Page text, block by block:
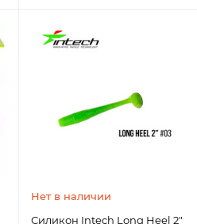
Нет в наличии
Силикон Intech Long Heel 2"